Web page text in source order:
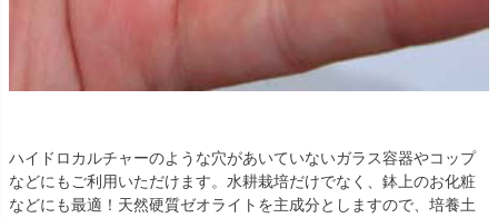
ハイドロカルチャーのような穴があいていないガラス容器やコップ
などにもご利用いただけます。水耕栽培だけでなく、鉢上のお化粧
などにも最適！天然硬質ゼオライトを主成分としますので、培養土